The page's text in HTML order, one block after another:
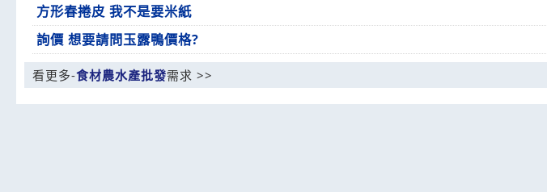
方形春捲皮 我不是要米紙
詢價 想要請問玉露鴨價格?
看更多-食材農水產批發需求 >>